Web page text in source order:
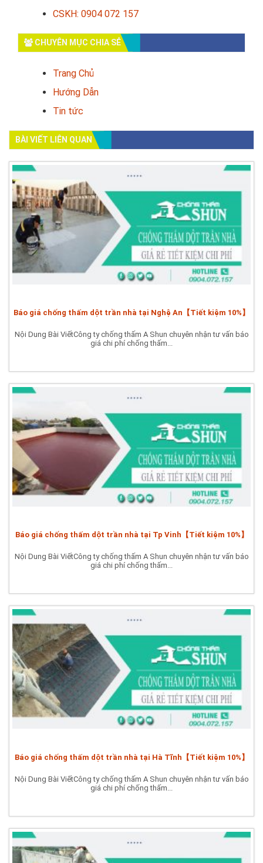
CSKH: 0904 072 157
CHUYÊN MỤC CHIA SẺ
Trang Chủ
Hướng Dẫn
Tin tức
BÀI VIẾT LIÊN QUAN
Báo giá chống thấm dột trần nhà tại Nghệ An【Tiết kiệm 10%】
Nội Dung Bài ViếtCông ty chống thấm A Shun chuyên nhận tư vấn báo
giá chi phí chống thấm...
Báo giá chống thấm dột trần nhà tại Tp Vinh【Tiết kiệm 10%】
Nội Dung Bài ViếtCông ty chống thấm A Shun chuyên nhận tư vấn báo
giá chi phí chống thấm...
Báo giá chống thấm dột trần nhà tại Hà Tĩnh【Tiết kiệm 10%】
Nội Dung Bài ViếtCông ty chống thấm A Shun chuyên nhận tư vấn báo
giá chi phí chống thấm...